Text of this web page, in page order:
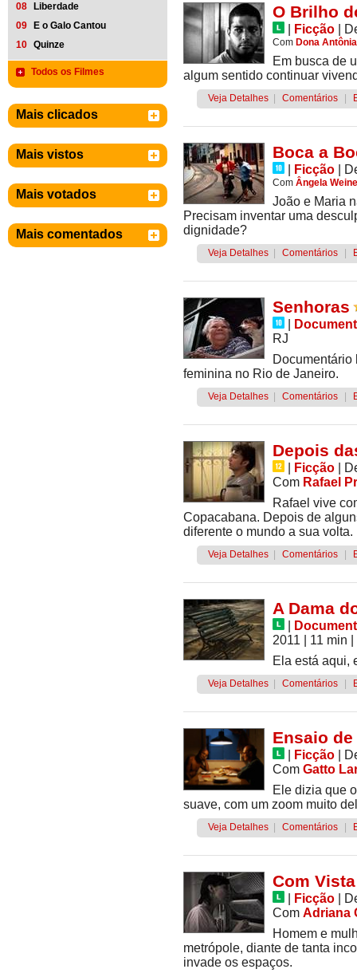
08
Liberdade
09
E o Galo Cantou
10 Quinze
Todos os Filmes
Mais clicados
Mais vistos
Mais votados
Mais comentados
O Brilho
Ficção
Com Dona Antônia
Em busca de
algum sentido continuar
Veja Detalhes Comentários
Boca a
Ficção
Com Ângela
João e Maria
Precisam inventar uma
dignidade?
Veja Detalhes Comentários
Senhoras
RJ
Documentário
feminina no Rio de Janeiro.
Veja Detalhes Comentários
Depois
Ficção
Com Rafael
Rafael vive
Copacabana. Depois de
diferente o mundo a sua volta.
Veja Detalhes Comentários
A Dama
2011
| 11 min
Ela está aqui,
Veja Detalhes Comentários
Ensaio
Ficção
Com Gatto
Ele dizia que
suave, com um zoom muito
Veja Detalhes Comentários
Com
Ficção
Com Adriana
Homem e
metrópole, diante de tanta
invade os espaços.